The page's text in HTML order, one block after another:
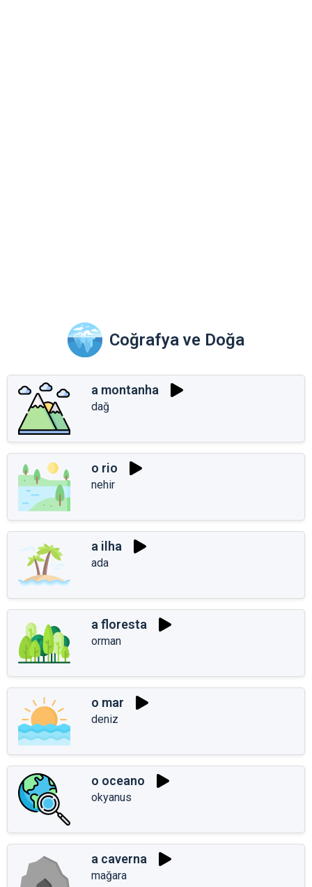
Coğrafya ve Doğa
a montanha
dağ
o rio
nehir
a ilha
ada
a floresta
orman
o mar
deniz
o oceano
okyanus
a caverna
mağara